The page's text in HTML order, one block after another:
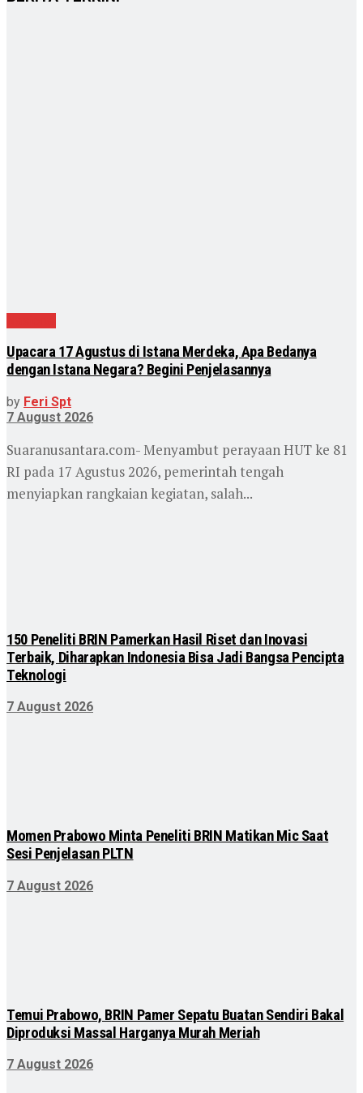
Upacara 17 Agustus di Istana Merdeka, Apa Bedanya
dengan Istana Negara? Begini Penjelasannya
by Feri Spt
7 August 2026
Suaranusantara.com- Menyambut perayaan HUT ke 81
RI pada 17 Agustus 2026, pemerintah tengah
menyiapkan rangkaian kegiatan, salah...
150 Peneliti BRIN Pamerkan Hasil Riset dan Inovasi
Terbaik, Diharapkan Indonesia Bisa Jadi Bangsa Pencipta
Teknologi
7 August 2026
Momen Prabowo Minta Peneliti BRIN Matikan Mic Saat
Sesi Penjelasan PLTN
7 August 2026
Temui Prabowo, BRIN Pamer Sepatu Buatan Sendiri Bakal
Diproduksi Massal Harganya Murah Meriah
7 August 2026